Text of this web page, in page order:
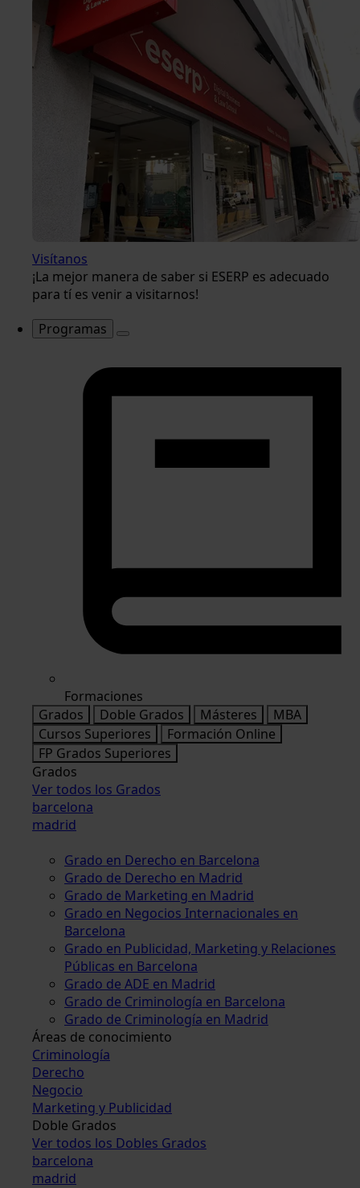
Visítanos
¡La mejor manera de saber si ESERP es adecuado
para tí es venir a visitarnos!
Programas
Formaciones
Grados
Doble Grados Másteres
MBA
Cursos Superiores
Formación Online
FP Grados Superiores
Grados
Ver todos los Grados
barcelona
madrid
Grado en Derecho en Barcelona
Grado de Derecho en Madrid
Grado de Marketing en Madrid
Grado en Negocios Internacionales en
Barcelona
Grado en Publicidad, Marketing y Relaciones
Públicas en Barcelona
Grado de ADE en Madrid
Grado de Criminología en Barcelona
Grado de Criminología en Madrid
Áreas de conocimiento
Criminología
Derecho
Negocio
Marketing y Publicidad
Doble Grados
Ver todos los Dobles Grados
barcelona
madrid